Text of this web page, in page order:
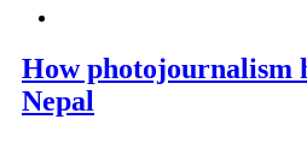
How photojournalism
Nepal